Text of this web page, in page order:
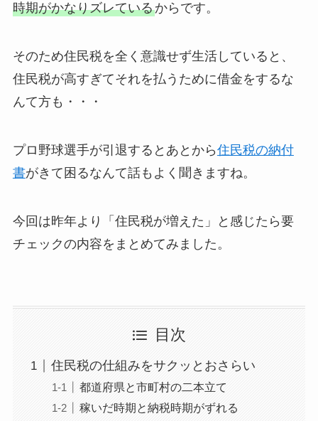
時期がかなりズレているからです。
そのため住民税を全く意識せず生活していると、
住民税が高すぎてそれを払うために借金をするな
んて方も・・・
プロ野球選手が引退するとあとから住民税の納付
書がきて困るなんて話もよく聞きますね。
今回は昨年より「住民税が増えた」と感じたら要
チェックの内容をまとめてみました。
目次
住民税の仕組みをサクッとおさらい
都道府県と市町村の二本立て
稼いだ時期と納税時期がずれる